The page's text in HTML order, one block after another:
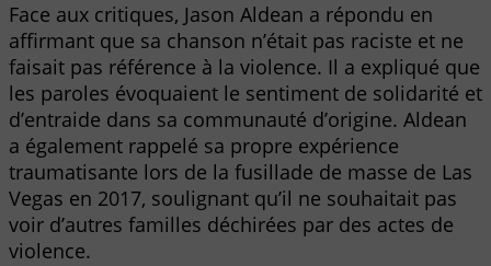
Face aux critiques, Jason Aldean a répondu en
affirmant que sa chanson n’était pas raciste et ne
faisait pas référence à la violence. Il a expliqué que
les paroles évoquaient le sentiment de solidarité et
d’entraide dans sa communauté d’origine. Aldean
a également rappelé sa propre expérience
traumatisante lors de la fusillade de masse de Las
Vegas en 2017, soulignant qu’il ne souhaitait pas
voir d’autres familles déchirées par des actes de
violence.